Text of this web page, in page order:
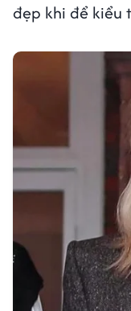
đẹp khi để kiểu